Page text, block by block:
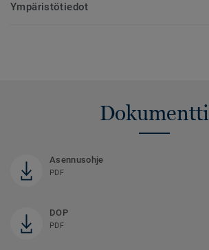
Ympäristötiedot
Dokumentti
Asennusohje
PDF
DOP
PDF